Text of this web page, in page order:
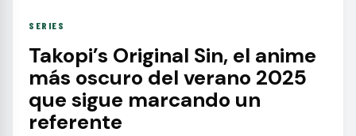
SERIES
Takopi’s Original Sin, el anime
más oscuro del verano 2025
que sigue marcando un
referente